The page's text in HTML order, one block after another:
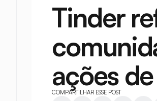
Tinder
ações
COMPARTILHAR ESSE POST